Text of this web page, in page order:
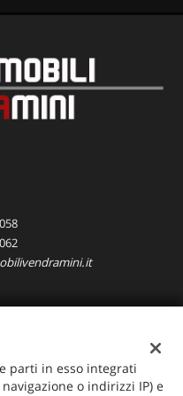
parti in esso integrati
o indirizzi IP) e